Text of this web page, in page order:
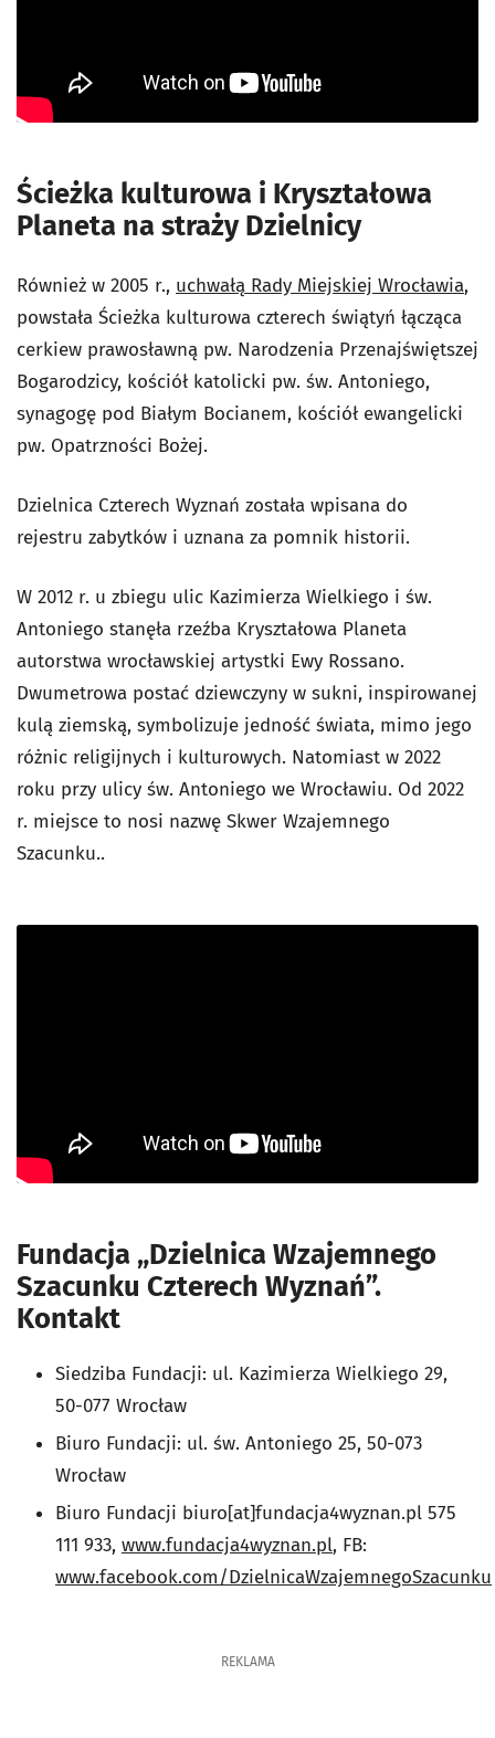
Ścieżka kulturowa i Kryształowa
Planeta na straży Dzielnicy
Również w 2005 r., uchwałą Rady Miejskiej Wrocławia,
powstała Ścieżka kulturowa czterech świątyń łącząca
cerkiew prawosławną pw. Narodzenia Przenajświętszej
Bogarodzicy, kościół katolicki pw. św. Antoniego,
synagogę pod Białym Bocianem, kościół ewangelicki
pw. Opatrzności Bożej.
Dzielnica Czterech Wyznań została wpisana do
rejestru zabytków i uznana za pomnik historii.
W 2012 r. u zbiegu ulic Kazimierza Wielkiego i św.
Antoniego stanęła rzeźba Kryształowa Planeta
autorstwa wrocławskiej artystki Ewy Rossano.
Dwumetrowa postać dziewczyny w sukni, inspirowanej
kulą ziemską, symbolizuje jedność świata, mimo jego
różnic religijnych i kulturowych. Natomiast w 2022
roku przy ulicy św. Antoniego we Wrocławiu. Od 2022
r. miejsce to nosi nazwę Skwer Wzajemnego
Szacunku..
Fundacja „Dzielnica Wzajemnego
Szacunku Czterech Wyznań”.
Kontakt
Siedziba Fundacji: ul. Kazimierza Wielkiego 29,
50-077 Wrocław
Biuro Fundacji: ul. św. Antoniego 25, 50-073
Wrocław
Biuro Fundacji biuro[at]fundacja4wyznan.pl 575
111 933, www.fundacja4wyznan.pl, FB:
www.facebook.com/DzielnicaWzajemnegoSzacunku
REKLAMA